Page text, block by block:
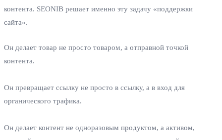
контента. SEONIB решает именно эту задачу «поддержки
сайта».
Он делает товар не просто товаром, а отправной точкой
контента.
Он превращает ссылку не просто в ссылку, а в вход для
органического трафика.
Он делает контент не одноразовым продуктом, а активом,